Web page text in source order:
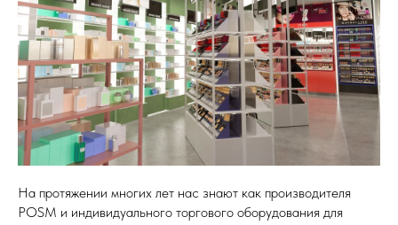
На протяжении многих лет нас знают как производителя
POSM и индивидуального торгового оборудования для